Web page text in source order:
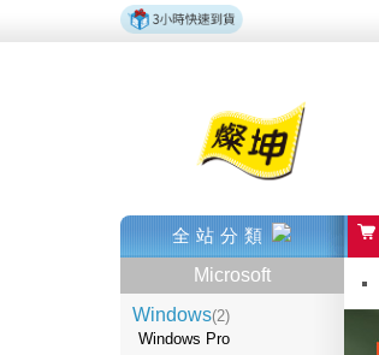
全站分類
Microsoft
Windows(2)
Windows Pro